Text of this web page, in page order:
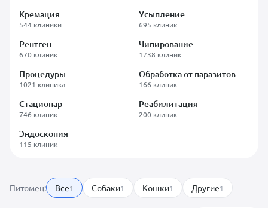
Кремация
544 клиники
Усыпление
695 клиник
Рентген
670 клиник
Чипирование
1738 клиник
Процедуры
1021 клиника
Обработка от паразитов
166 клиник
Стационар
746 клиник
Реабилитация
200 клиник
Эндоскопия
115 клиник
Питомец: Все1 Собаки1 Кошки1 Другие1